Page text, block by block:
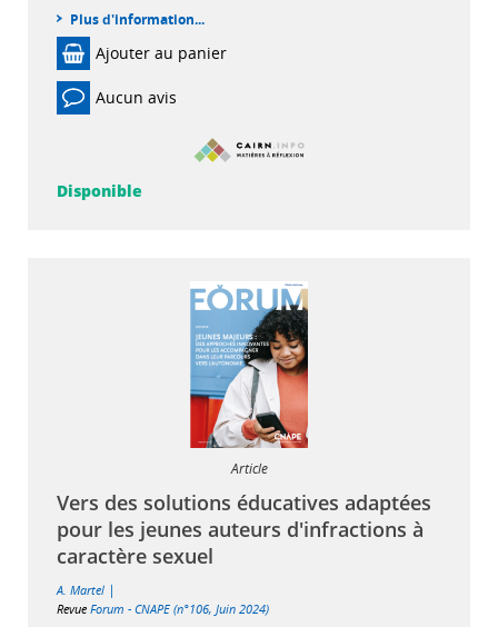
Plus d'information...
Ajouter au panier
Aucun avis
Disponible
Article
Vers des solutions éducatives adaptées
pour les jeunes auteurs d'infractions à
caractère sexuel
A. Martel |
Revue Forum - CNAPE (n°106, Juin 2024)